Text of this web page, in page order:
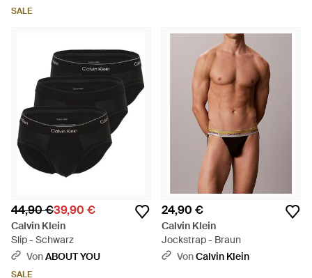
SALE
44,90 €39,90 €
Calvin Klein
Slip - Schwarz
VonABOUT YOU
SALE
24,90 €
Calvin Klein
Jockstrap - Braun
VonCalvin Klein